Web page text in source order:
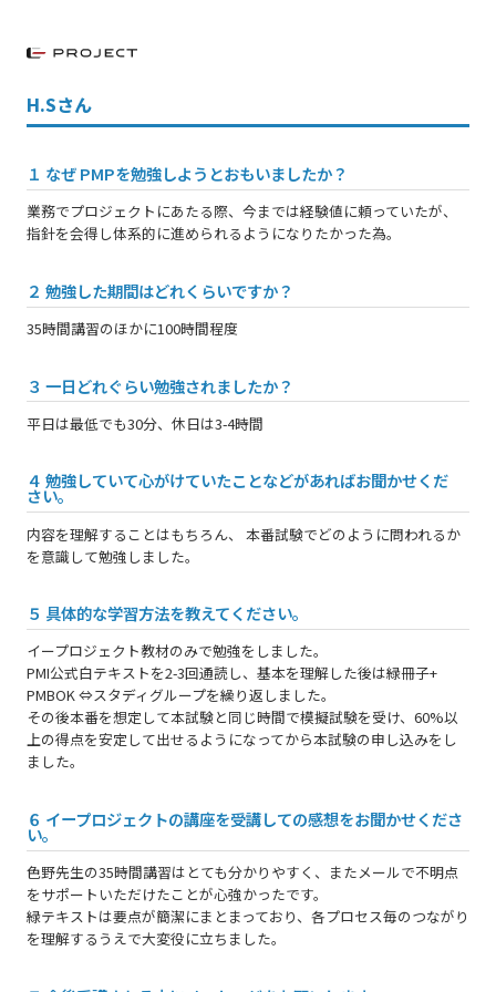
H.Sさん
１ なぜ PMPを勉強しようとおもいましたか？
業務でプロジェクトにあたる際、今までは経験値に頼っていたが、
指針を会得し体系的に進められるようになりたかった為。
２ 勉強した期間はどれくらいですか？
35時間講習のほかに100時間程度
３ 一日どれぐらい勉強されましたか？
平日は最低でも30分、休日は3-4時間
４ 勉強していて心がけていたことなどがあればお聞かせくだ
さい。
内容を理解することはもちろん、 本番試験でどのように問われるか
を意識して勉強しました。
５ 具体的な学習方法を教えてください。
イープロジェクト教材のみで勉強をしました。
PMI公式白テキストを2-3回通読し、基本を理解した後は緑冊子+
PMBOK ⇔スタディグループを繰り返しました。
その後本番を想定して本試験と同じ時間で模擬試験を受け、60%以
上の得点を安定して出せるようになってから本試験の申し込みをし
ました。
６ イープロジェクトの講座を受講しての感想をお聞かせくださ
い。
色野先生の35時間講習はとても分かりやすく、またメールで不明点
をサポートいただけたことが心強かったです。
緑テキストは要点が簡潔にまとまっており、各プロセス毎のつながり
を理解するうえで大変役に立ちました。